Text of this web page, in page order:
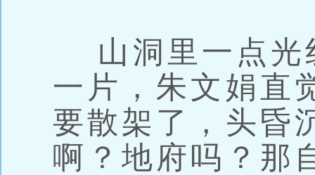
山洞里一点光
一片，朱文娟直
要散架了，头昏
啊？地府吗？那